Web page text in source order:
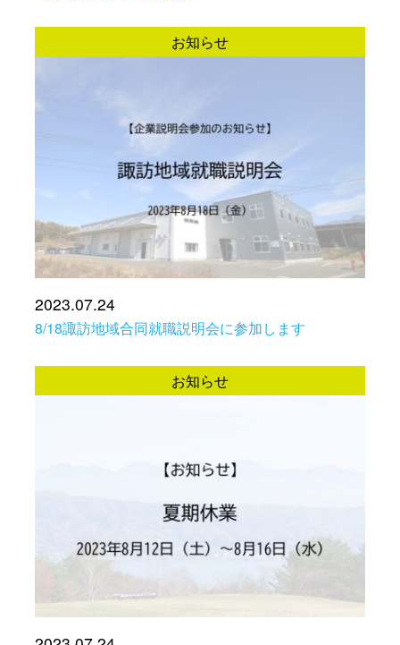
お知らせ
2023.07.24
8/18諏訪地域合同就職説明会に参加します
お知らせ